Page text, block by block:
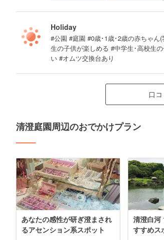
Holiday
#公園 #庭園 #0歳･1歳･2歳の赤ちゃん
生の子供が楽しめる #中学生･高校生
い #オムツ交換台あり
口
清澄庭園周辺のおでかけプラン
あなたの感性が研ぎ澄まされ
るアセンション系スポット
清澄白河
すすめス